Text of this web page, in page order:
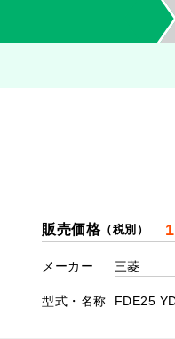
販売価格（税別）
メーカー
型式・名称